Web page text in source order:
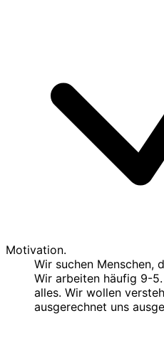
Motivation.
Wir suchen Menschen,
Wir arbeiten häufig 9-
alles. Wir wollen
ausgerechnet uns